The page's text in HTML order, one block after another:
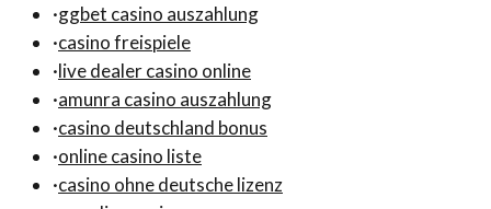
·ggbet casino auszahlung
·casino freispiele
·live dealer casino online
·amunra casino auszahlung
·casino deutschland bonus
·online casino liste
·casino ohne deutsche lizenz